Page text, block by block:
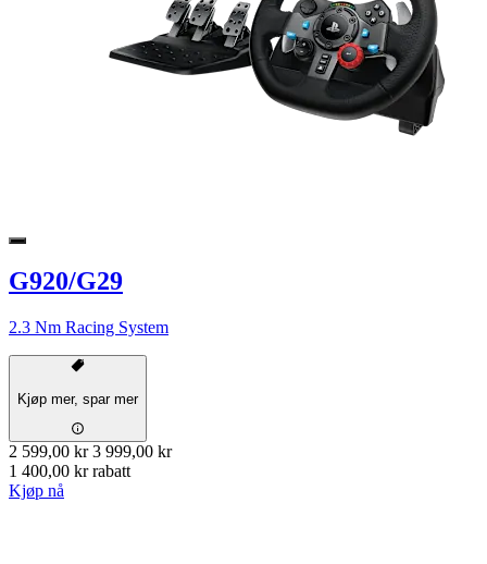
G920/G29
2.3 Nm Racing System
Kjøp mer, spar mer
2 599,00 kr 3 999,00 kr
1 400,00 kr rabatt
Kjøp nå